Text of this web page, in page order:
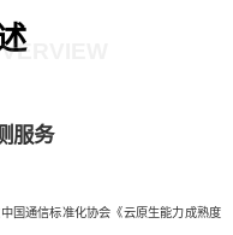
服务
国通信标准化协会《云原生能力成熟度